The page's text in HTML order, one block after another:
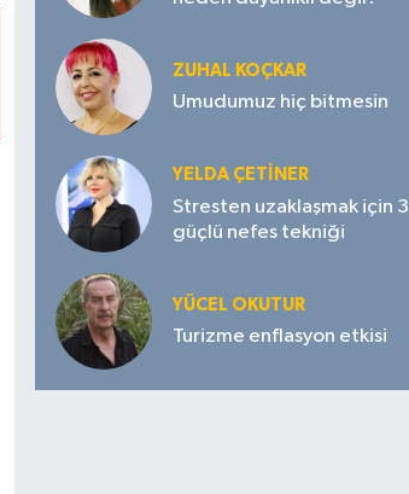
ZUHAL KOÇKAR
Umudumuz hiç bitmesin
YELDA ÇETİNER
Stresten uzaklaşmak için 3
güçlü nefes tekniği
YÜCEL OKUTUR
Turizme enflasyon etkisi